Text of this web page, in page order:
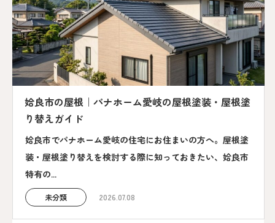
姶良市の屋根｜パナホーム愛岐の屋根塗装・屋根塗
り替えガイド
姶良市でパナホーム愛岐の住宅にお住まいの方へ。屋根塗
装・屋根塗り替えを検討する際に知っておきたい、姶良市
特有の...
未分類 2026.07.08